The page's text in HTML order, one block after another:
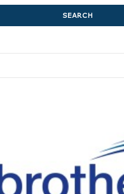
SEARCH